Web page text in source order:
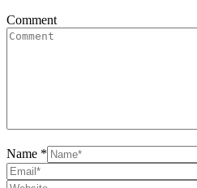
Comment
Name *